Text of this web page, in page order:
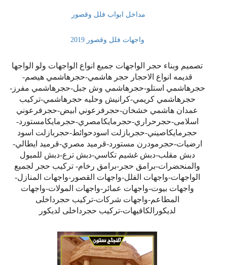
مداخل ابواب فلل وقصور
واجهات فلل وقصور 2019
تصميم وبناء حجر الواجهات جميع انواع الواجهات ولو الواجها
قديمه انواع الاحجار حجر هاشمي-حجرهاشمي هيصم-
حجرهاشمي استلو-حجرهاشمي وش جبل-حجرهاشمي مفرز-
حجرهاشمي كريمي-كرانيش وحليه حجرهاشمي-تركيب
عمدان هاشمي خشخان-حجرفرعوني ابيض-حجرفرعوني
اسلامى-حجرحراري-حجرمايكامصري-حجرمايكامستورد-
حجرمايكاصيني-حجربازلت اسودحوائط-حجربازلت اسود
ارضيات-حجرمودرن مستورد-قرميد مصري-قرميد ايطالي-
دبش مقلب-دبش غشيم تكاسي-دبش ترع-دبش للميول
والمنحضرات-برامق حجر-برامق رخام- تركيب حجر لجميع
الواجهات-واجهات الفلل-واجهات القصور-واجهات المنازل-
واجهات بيوت-واجهات عمائر-واجهات المولات-واجهات
المطاعم-واجهات شركات-تركيب حجرداخلى
لديكورالكافيهات-تركيب حجرداخلى لديكور